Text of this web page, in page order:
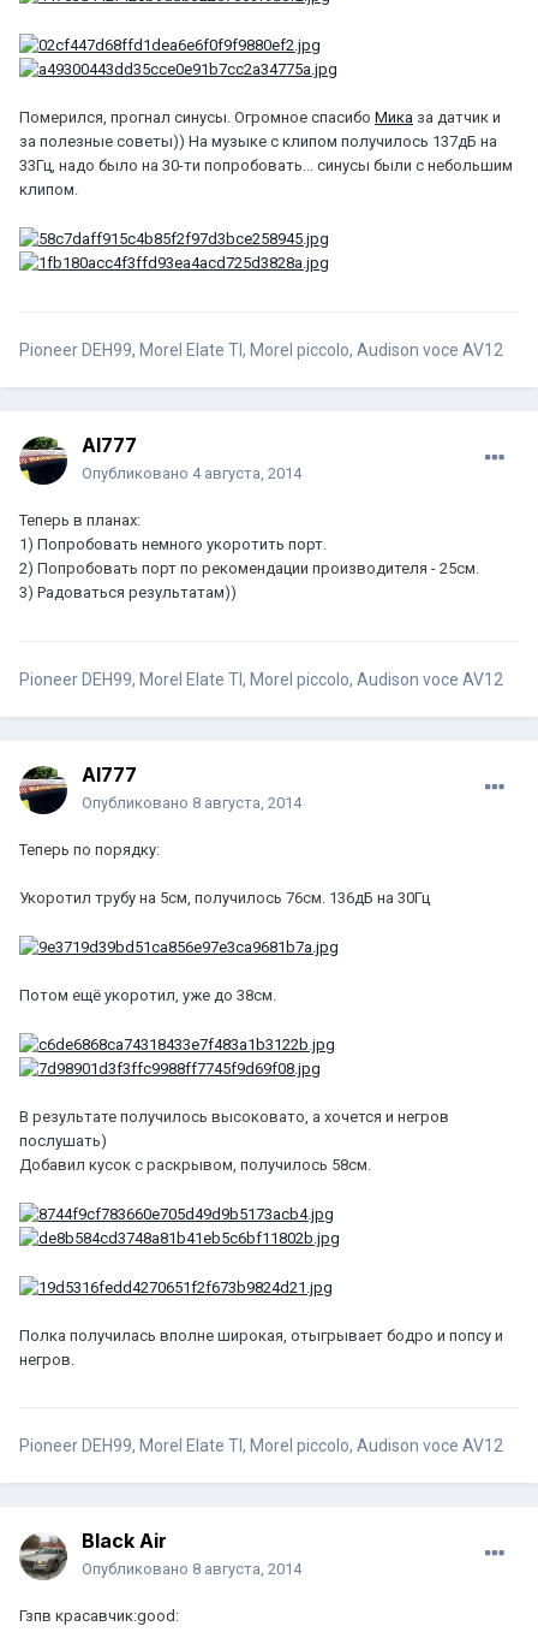
Померился, прогнал синусы. Огромное спасибо Мика за датчик и
за полезные советы)) На музыке с клипом получилось 137дБ на
33Гц, надо было на 30-ти попробовать... синусы были с небольшим
клипом.
Pioneer DEH99, Morel Elate TI, Morel piccolo, Audison voce AV12
Al777
Опубликовано 4 августа, 2014
Теперь в планах:
1) Попробовать немного укоротить порт.
2) Попробовать порт по рекомендации производителя - 25см.
3) Радоваться результатам))
Pioneer DEH99, Morel Elate TI, Morel piccolo, Audison voce AV12
Al777
Опубликовано 8 августа, 2014
Теперь по порядку:
Укоротил трубу на 5см, получилось 76см. 136дБ на 30Гц
Потом ещё укоротил, уже до 38см.
В результате получилось высоковато, а хочется и негров
послушать)
Добавил кусок с раскрывом, получилось 58см.
Полка получилась вполне широкая, отыгрывает бодро и попсу и
негров.
Pioneer DEH99, Morel Elate TI, Morel piccolo, Audison voce AV12
Black Air
Опубликовано 8 августа, 2014
Гзпв красавчик:good: